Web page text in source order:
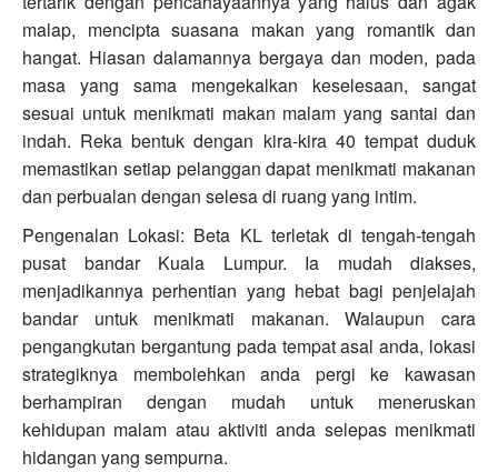
malap, mencipta suasana makan yang romantik dan
hangat. Hiasan dalamannya bergaya dan moden, pada
masa yang sama mengekalkan keselesaan, sangat
sesuai untuk menikmati makan malam yang santai dan
indah. Reka bentuk dengan kira-kira 40 tempat duduk
memastikan setiap pelanggan dapat menikmati makanan
dan perbualan dengan selesa di ruang yang intim.
Pengenalan Lokasi: Beta KL terletak di tengah-tengah
pusat bandar Kuala Lumpur. Ia mudah diakses,
menjadikannya perhentian yang hebat bagi penjelajah
bandar untuk menikmati makanan. Walaupun cara
pengangkutan bergantung pada tempat asal anda, lokasi
strategiknya membolehkan anda pergi ke kawasan
berhampiran dengan mudah untuk meneruskan
kehidupan malam atau aktiviti anda selepas menikmati
hidangan yang sempurna.